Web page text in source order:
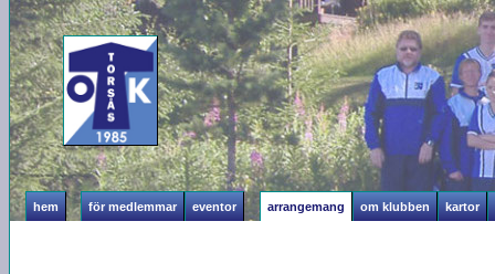
hem för medlemmar eventor arrangemang om klubben kartor